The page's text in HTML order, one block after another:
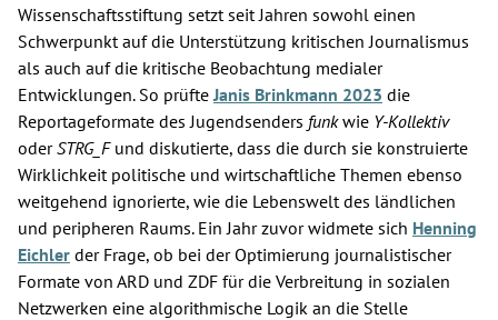
Wissenschaftsstiftung setzt seit Jahren sowohl einen
Schwerpunkt auf die Unterstützung kritischen Journalismus
als auch auf die kritische Beobachtung medialer
Entwicklungen. So prüfteJanis Brinkmann 2023 die
Reportageformate des Jugendsenders funkwie Y-Kollektiv
oderSTRG_Fund diskutierte, dass die durch sie konstruierte
Wirklichkeit politische und wirtschaftliche Themen ebenso
weitgehend ignorierte, wie die Lebenswelt des ländlichen
und peripheren Raums. Ein Jahr zuvor widmete sich Henning
Eichler der Frage, ob bei der Optimierung journalistischer
Formate von ARD und ZDF für die Verbreitung in sozialen
Netzwerken eine algorithmische Logik an die Stelle